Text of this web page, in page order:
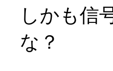
しかも信
な？